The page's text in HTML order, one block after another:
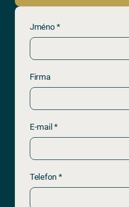
Jméno *
Firma
E-mail *
Telefon *